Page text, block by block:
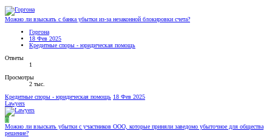
Можно ли взыскать с банка убытки из-за незаконной блокировки счета?
Горгона
18 Фев 2025
Кредитные споры - юридическая помощь
Ответы
1
Просмотры
2 тыс.
Кредитные споры - юридическая помощь 18 Фев 2025
Lawyers
П
Можно ли взыскать убытки с участников ООО, которые приняли заведомо убыточное для общества
решение?